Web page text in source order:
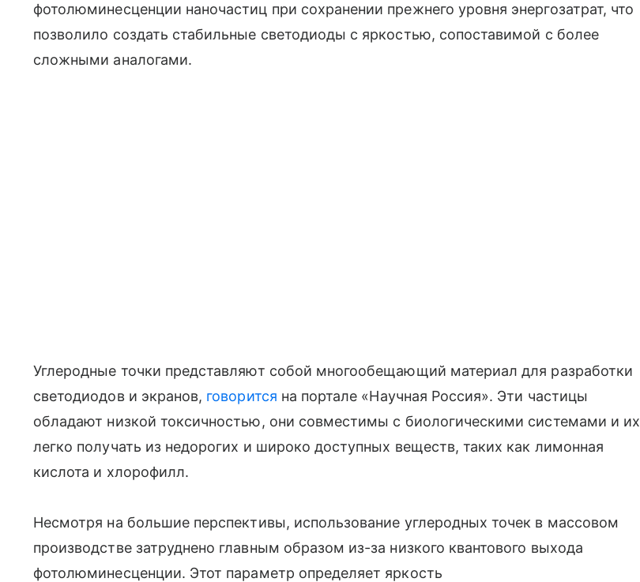
фотолюминесценции наночастиц при сохранении прежнего уровня энергозатрат, что
позволило создать стабильные светодиоды с яркостью, сопоставимой с более
сложными аналогами.
Углеродные точки представляют собой многообещающий материал для разработки
светодиодов и экранов, говорится на портале «Научная Россия». Эти частицы
обладают низкой токсичностью, они совместимы с биологическими системами и их
легко получать из недорогих и широко доступных веществ, таких как лимонная
кислота и хлорофилл.
Несмотря на большие перспективы, использование углеродных точек в массовом
производстве затруднено главным образом из-за низкого квантового выхода
фотолюминесценции. Этот параметр определяет яркость